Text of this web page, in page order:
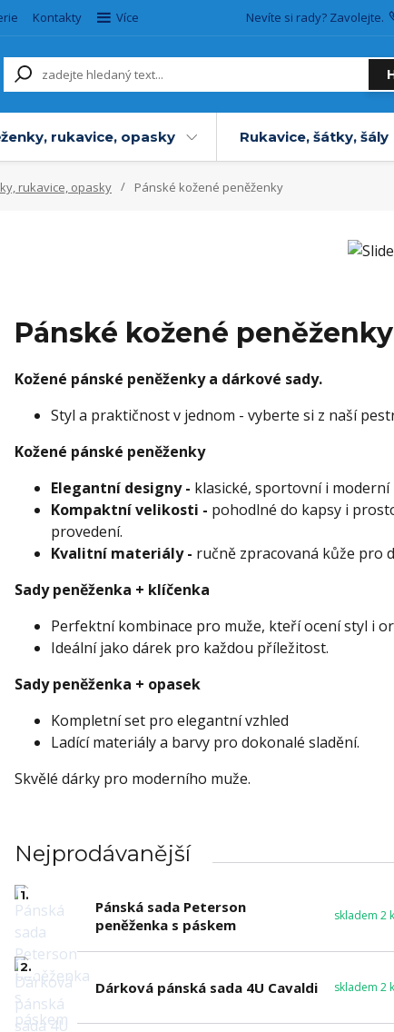
Kontakty Více Nevíte si rady? Zavolejte.
rukavice, opasky Rukavice, šátky, šály
rukavice, opasky Pánské kožené peněženky
Pánské kožené peněženky
Kožené pánské peněženky a dárkové sady.
Styl a praktičnost v jednom - vyberte si z naší
Kožené pánské peněženky
Elegantní designy - klasické, sportovní i
Kompaktní velikosti - pohodlné do kapsy i
provedení.
Kvalitní materiály - ručně zpracovaná kůže pro
Sady peněženka + klíčenka
Perfektní kombinace pro muže, kteří ocení styl i
Ideální jako dárek pro každou příležitost.
Sady peněženka + opasek
Kompletní set pro elegantní vzhled
Ladící materiály a barvy pro dokonalé sladění.
Skvělé dárky pro moderního muže.
Nejprodávanější
1.
Pánská sada Peterson
peněženka s páskem
skladem 2
2.
Dárková pánská sada 4U Cavaldi skladem 2